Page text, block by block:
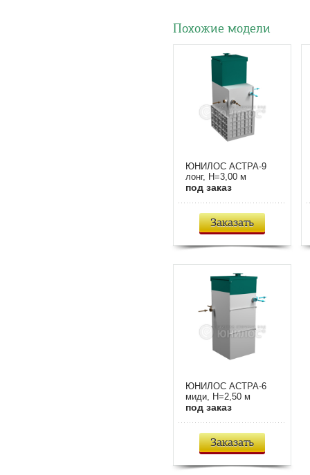
Похожие модели
ЮНИЛОС АСТРА-9
лонг, H=3,00 м
под заказ
Заказать
ЮНИЛОС АСТРА-6
миди, H=2,50 м
под заказ
Заказать